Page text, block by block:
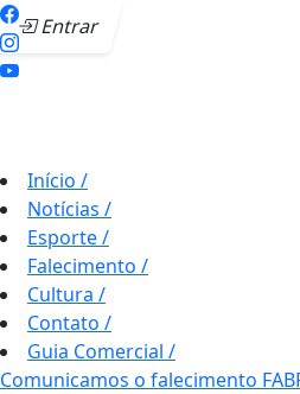
Entrar
Início /
Notícias /
Esporte/
Falecimento /
Cultura /
Contato /
Guia Comercial /
Comunicamos o falecimento